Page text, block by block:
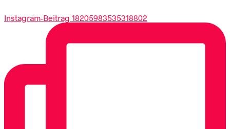
Instagram-Beitrag 18205983535318802